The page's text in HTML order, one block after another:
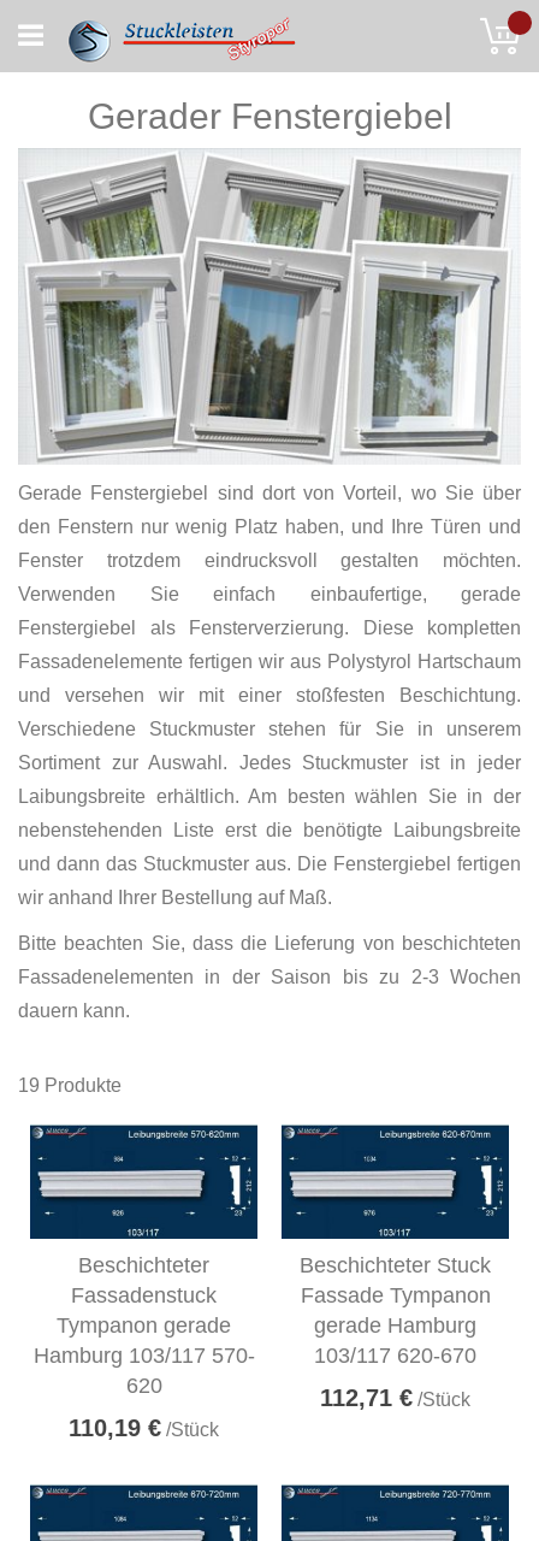
to
Content
Gerader Fenstergiebel
Gerade Fenstergiebel sind dort von Vorteil, wo Sie über
den Fenstern nur wenig Platz haben, und Ihre Türen und
Fenster trotzdem eindrucksvoll gestalten möchten.
Verwenden Sie einfach einbaufertige, gerade
Fenstergiebel als Fensterverzierung. Diese kompletten
Fassadenelemente fertigen wir aus Polystyrol Hartschaum
und versehen wir mit einer stoßfesten Beschichtung.
Verschiedene Stuckmuster stehen für Sie in unserem
Sortiment zur Auswahl. Jedes Stuckmuster ist in jeder
Laibungsbreite erhältlich. Am besten wählen Sie in der
nebenstehenden Liste erst die benötigte Laibungsbreite
und dann das Stuckmuster aus. Die Fenstergiebel fertigen
wir anhand Ihrer Bestellung auf Maß.
Bitte beachten Sie, dass die Lieferung von beschichteten
Fassadenelementen in der Saison bis zu 2-3 Wochen
dauern kann.
19 Produkte
Beschichteter
Fassadenstuck
Tympanon gerade
Hamburg 103/117 570-
620
110,19 € /Stück
Beschichteter Stuck
Fassade Tympanon
gerade Hamburg
103/117 620-670
112,71 € /Stück